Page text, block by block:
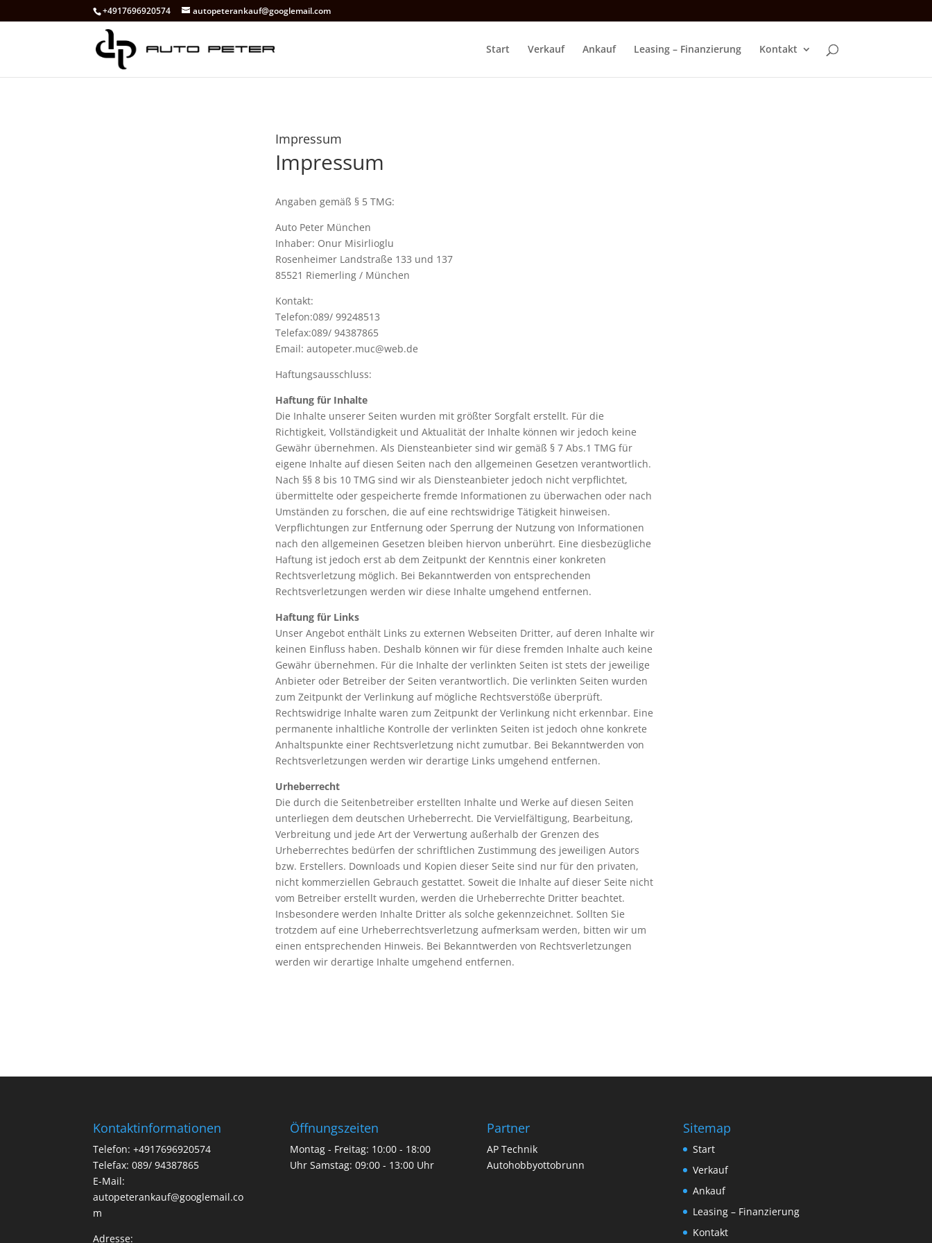
+4917696920574 autopeterankauf@googlemail.com
Start Verkauf Ankauf Leasing – Finanzierung Kontakt
Impressum
Impressum
Angaben gemäß § 5 TMG:
Auto Peter München
Inhaber: Onur Misirlioglu
Rosenheimer Landstraße 133 und 137
85521 Riemerling / München
Kontakt:
Telefon:089/ 99248513
Telefax:089/ 94387865
Email: autopeter.muc@web.de
Haftungsausschluss:
Haftung für Inhalte
Die Inhalte unserer Seiten wurden mit größter Sorgfalt erstellt. Für die
Richtigkeit, Vollständigkeit und Aktualität der Inhalte können wir jedoch keine
Gewähr übernehmen. Als Diensteanbieter sind wir gemäß § 7 Abs.1 TMG für
eigene Inhalte auf diesen Seiten nach den allgemeinen Gesetzen verantwortlich.
Nach §§ 8 bis 10 TMG sind wir als Diensteanbieter jedoch nicht verpflichtet,
übermittelte oder gespeicherte fremde Informationen zu überwachen oder nach
Umständen zu forschen, die auf eine rechtswidrige Tätigkeit hinweisen.
Verpflichtungen zur Entfernung oder Sperrung der Nutzung von Informationen
nach den allgemeinen Gesetzen bleiben hiervon unberührt. Eine diesbezügliche
Haftung ist jedoch erst ab dem Zeitpunkt der Kenntnis einer konkreten
Rechtsverletzung möglich. Bei Bekanntwerden von entsprechenden
Rechtsverletzungen werden wir diese Inhalte umgehend entfernen.
Haftung für Links
Unser Angebot enthält Links zu externen Webseiten Dritter, auf deren Inhalte wir
keinen Einfluss haben. Deshalb können wir für diese fremden Inhalte auch keine
Gewähr übernehmen. Für die Inhalte der verlinkten Seiten ist stets der jeweilige
Anbieter oder Betreiber der Seiten verantwortlich. Die verlinkten Seiten wurden
zum Zeitpunkt der Verlinkung auf mögliche Rechtsverstöße überprüft.
Rechtswidrige Inhalte waren zum Zeitpunkt der Verlinkung nicht erkennbar. Eine
permanente inhaltliche Kontrolle der verlinkten Seiten ist jedoch ohne konkrete
Anhaltspunkte einer Rechtsverletzung nicht zumutbar. Bei Bekanntwerden von
Rechtsverletzungen werden wir derartige Links umgehend entfernen.
Urheberrecht
Die durch die Seitenbetreiber erstellten Inhalte und Werke auf diesen Seiten
unterliegen dem deutschen Urheberrecht. Die Vervielfältigung, Bearbeitung,
Verbreitung und jede Art der Verwertung außerhalb der Grenzen des
Urheberrechtes bedürfen der schriftlichen Zustimmung des jeweiligen Autors
bzw. Erstellers. Downloads und Kopien dieser Seite sind nur für den privaten,
nicht kommerziellen Gebrauch gestattet. Soweit die Inhalte auf dieser Seite nicht
vom Betreiber erstellt wurden, werden die Urheberrechte Dritter beachtet.
Insbesondere werden Inhalte Dritter als solche gekennzeichnet. Sollten Sie
trotzdem auf eine Urheberrechtsverletzung aufmerksam werden, bitten wir um
einen entsprechenden Hinweis. Bei Bekanntwerden von Rechtsverletzungen
werden wir derartige Inhalte umgehend entfernen.
Kontaktinformationen
Telefon: +4917696920574
Telefax: 089/ 94387865
E-Mail:
autopeterankauf@googlemail.co
m
Adresse:
Öffnungszeiten
Montag - Freitag: 10:00 - 18:00
Uhr Samstag: 09:00 - 13:00 Uhr
Partner
AP Technik
Autohobbyottobrunn
Sitemap
Start
Verkauf
Ankauf
Leasing – Finanzierung
Kontakt